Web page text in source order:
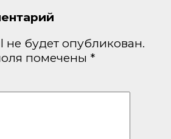
будет опубликован.
помечены *